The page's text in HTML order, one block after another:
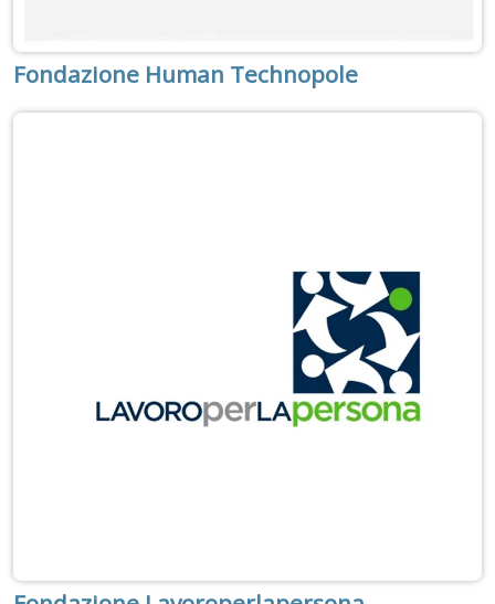
Fondazione Human Technopole